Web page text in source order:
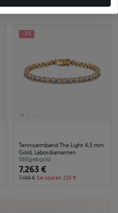
-3%
Tennisarmband The Light 4,5 mm:
Gold, Labordiamanten
585|gelbgold
7.263 €
7.488 € Sie sparen 225 €